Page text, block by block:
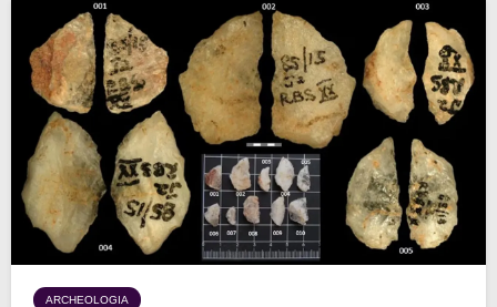
ARCHEOLOGIA